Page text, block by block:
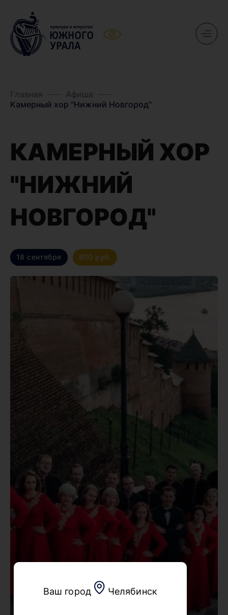
Ваш город Челябинск
Главная
Афиша
Камерный хор "Нижний Новгород"
КАМЕРНЫЙ ХОР
"НИЖНИЙ
НОВГОРОД"
18 сентября 800 руб.